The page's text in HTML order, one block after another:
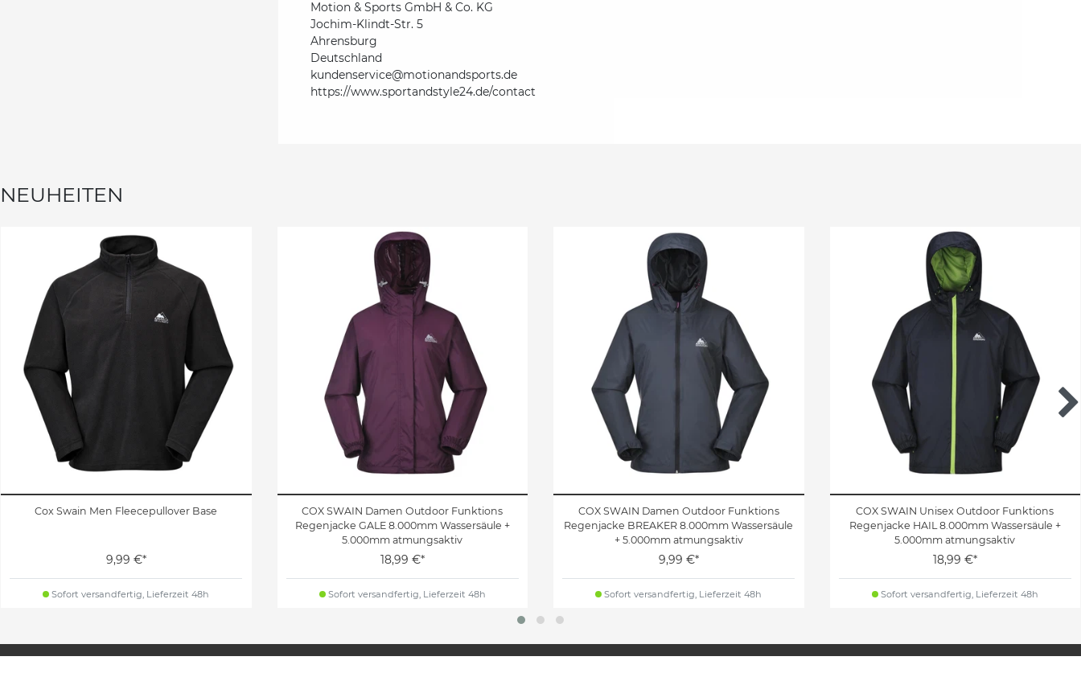
Motion & Sports GmbH & Co. KG
Jochim-Klindt-Str. 5
Ahrensburg
Deutschland
kundenservice@motionandsports.de
https://www.sportandstyle24.de/contact
NEUHEITEN
Cox Swain Men Fleecepullover Base
9,99 €*
Sofort versandfertig, Lieferzeit 48h
COX SWAIN Damen Outdoor Funktions
Regenjacke GALE 8.000mm Wassersäule +
5.000mm atmungsaktiv
18,99 €*
Sofort versandfertig, Lieferzeit 48h
COX SWAIN Damen Outdoor Funktions
Regenjacke BREAKER 8.000mm Wassersäule
+ 5.000mm atmungsaktiv
9,99 €*
Sofort versandfertig, Lieferzeit 48h
COX SWAIN Unisex Outdoor Funktions
Regenjacke HAIL 8.000mm Wassersäule +
5.000mm atmungsaktiv
18,99 €*
Sofort versandfertig, Lieferzeit 48h